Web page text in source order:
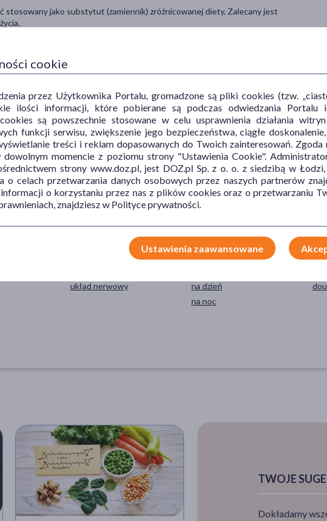
stosowany jako substytut (zamiennik) zróżnicowanej diety. Zalecany jest
i wilgoci. Przechowywać w temperaturze nie przekraczającej 25°C.
dzieci.
TYP PRODUKTU
Suplement diety
POSTAĆ
kapsułki
UKŁADY NARZĄDOWE
układ nerwowy
PORA STOSOWANIA
na dzień
na noc
TWOJE
Dokładamy
cookie
przez Użytkownika Portalu, gromadzone są pliki cookies (tzw.
ilości informacji, które pobierane są podczas odwiedzania Portalu
są powszechnie stosowane w celu usprawnienia działania
funkcji serwisu, zwiększenie jego bezpieczeństwa, ciągłe
treści i reklam dopasowanych do Twoich zainteresowań.
momencie z poziomu strony "Ustawienia Cookie".
strony www.doz.pl, jest DOZ.pl Sp. z o. o. z siedzibą w
o celach przetwarzania danych osobowych przez naszych partnerów
o korzystaniu przez nas z plików cookies oraz o przetwarzaniu
znajdziesz w Polityce prywatności.
Ustawienia zaawansowane